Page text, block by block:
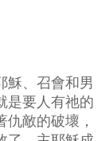
穌、召會和男
是要人有祂的
敵的破壞，